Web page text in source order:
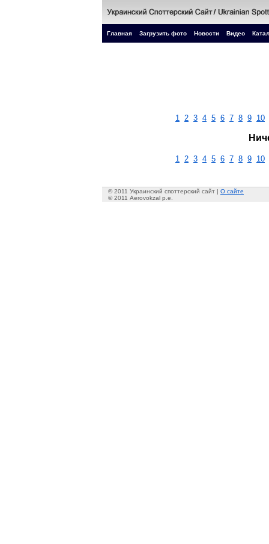
Главная Загрузить фото Новости Видео
1 2 3 4 5 6 7 8 9 10
1 2 3 4 5 6 7 8 9 10
© 2011 Украинский споттерский сайт | О сайте
© 2011 Aerovokzal p.e.